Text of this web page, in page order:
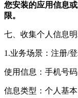
您安装的应用信息
限。
七、收集个人信息
1.业务场景：注册/
使用信息：手机号
信息类型：个人基